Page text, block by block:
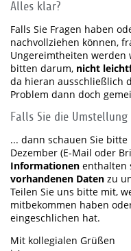
Alles klar?
Falls Sie Fragen haben
nachvollziehen können,
Ungereimtheiten
bitten darum, nicht
da hieran ausschließlich
Problem dann doch
Falls Sie die
... dann schauen Sie
Dezember (E-Mail oder
Informationen enthalten
vorhandenen Daten zu
Teilen Sie uns bitte mit,
mitbekommen haben
eingeschlichen hat.
Mit kollegialen Grüßen